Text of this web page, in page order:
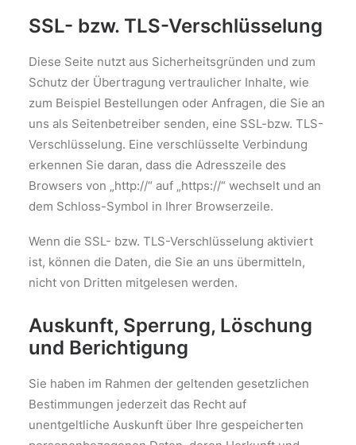
SSL- bzw. TLS-Verschlüsselung
Diese Seite nutzt aus Sicherheitsgründen und zum
Schutz der Übertragung vertraulicher Inhalte, wie
zum Beispiel Bestellungen oder Anfragen, die Sie an
uns als Seitenbetreiber senden, eine SSL-bzw. TLS-
Verschlüsselung. Eine verschlüsselte Verbindung
erkennen Sie daran, dass die Adresszeile des
Browsers von „http://“ auf „https://“ wechselt und an
dem Schloss-Symbol in Ihrer Browserzeile.
Wenn die SSL- bzw. TLS-Verschlüsselung aktiviert
ist, können die Daten, die Sie an uns übermitteln,
nicht von Dritten mitgelesen werden.
Auskunft, Sperrung, Löschung
und Berichtigung
Sie haben im Rahmen der geltenden gesetzlichen
Bestimmungen jederzeit das Recht auf
unentgeltliche Auskunft über Ihre gespeicherten